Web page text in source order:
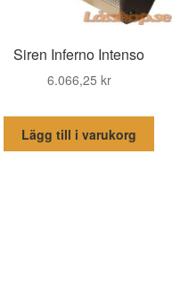
Siren Inferno Intenso
6.066,25 kr
Lägg till i varukorg